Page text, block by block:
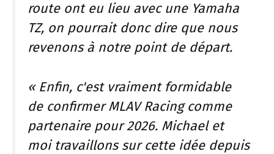
route ont eu lieu avec une Yamaha
TZ, on pourrait donc dire que nous
revenons à notre point de départ.
« Enfin, c'est vraiment formidable
de confirmer MLAV Racing comme
partenaire pour 2026. Michael et
moi travaillons sur cette idée depuis